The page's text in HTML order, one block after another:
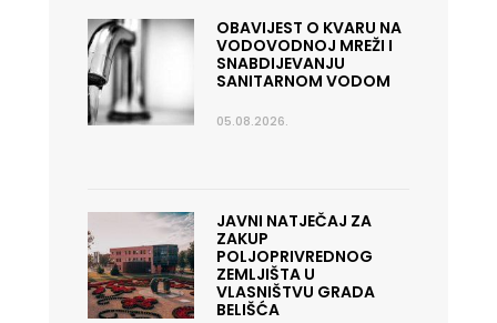
OBAVIJEST O KVARU NA
VODOVODNOJ MREŽI I
SNABDIJEVANJU
SANITARNOM VODOM
05.08.2026.
JAVNI NATJEČAJ ZA
ZAKUP
POLJOPRIVREDNOG
ZEMLJIŠTA U
VLASNIŠTVU GRADA
BELIŠĆA